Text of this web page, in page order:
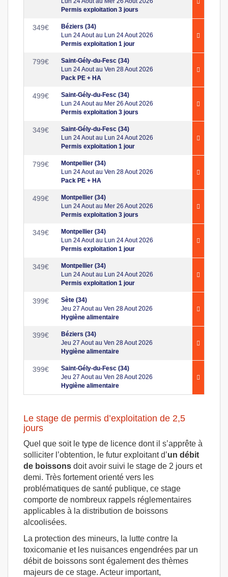
Permis exploitation 3 jours
349€
Béziers (34)
Lun 24 Aout au Lun 24 Aout 2026
Permis exploitation 1 jour
799€
Saint-Gély-du-Fesc (34)
Lun 24 Aout au Ven 28 Aout 2026
Pack PE + HA
499€
Saint-Gély-du-Fesc (34)
Lun 24 Aout au Mer 26 Aout 2026
Permis exploitation 3 jours
349€
Saint-Gély-du-Fesc (34)
Lun 24 Aout au Lun 24 Aout 2026
Permis exploitation 1 jour
799€
Montpellier (34)
Lun 24 Aout au Ven 28 Aout 2026
Pack PE + HA
499€
Montpellier (34)
Lun 24 Aout au Mer 26 Aout 2026
Permis exploitation 3 jours
349€
Montpellier (34)
Lun 24 Aout au Lun 24 Aout 2026
Permis exploitation 1 jour
349€
Montpellier (34)
Lun 24 Aout au Lun 24 Aout 2026
Permis exploitation 1 jour
399€
Sète (34)
Jeu 27 Aout au Ven 28 Aout 2026
Hygiène alimentaire
399€
Béziers (34)
Jeu 27 Aout au Ven 28 Aout 2026
Hygiène alimentaire
399€
Saint-Gély-du-Fesc (34)
Jeu 27 Aout au Ven 28 Aout 2026
Hygiène alimentaire
Le stage de permis d’exploitation de 2,5
jours
Quel que soit le type de licence dont il s’apprête à
solliciter l’obtention, le futur exploitant d’un débit
de boissons doit avoir suivi le stage de 2 jours et
demi. Très fortement orienté vers les
problématiques de santé publique, ce stage
comporte de nombreux rappels réglementaires
applicables à la distribution de boissons
alcoolisées.
La protection des mineurs, la lutte contre la
toxicomanie et les nuisances engendrées par un
débit de boissons sont également des thèmes
majeurs de ce stage. Acteur important,